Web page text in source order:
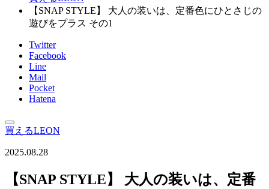
【SNAP STYLE】 大人の装いは、定番色にひとさじの
遊びをプラス その1
Twitter
Facebook
Line
Mail
Pocket
Hatena
買えるLEON
2025.08.28
【SNAP STYLE】 大人の装いは、定番